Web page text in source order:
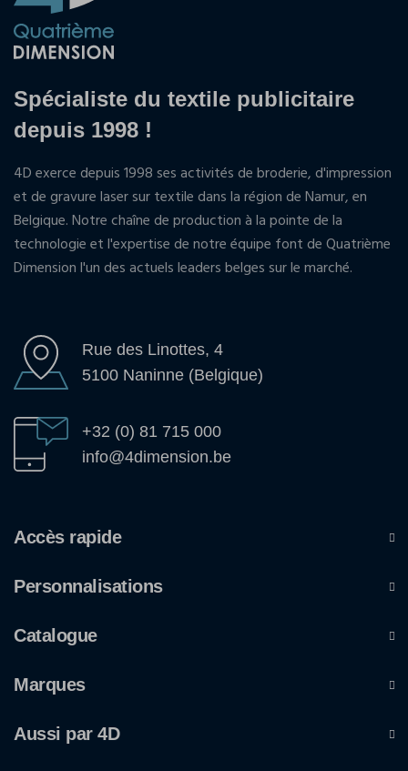
Spécialiste du textile publicitaire
depuis 1998 !
4D exerce depuis 1998 ses activités de broderie, d'impression
et de gravure laser sur textile dans la région de Namur, en
Belgique. Notre chaîne de production à la pointe de la
technologie et l'expertise de notre équipe font de Quatrième
Dimension l'un des actuels leaders belges sur le marché.
Rue des Linottes, 4
5100 Naninne (Belgique)
+32 (0) 81 715 000
info@4dimension.be
Accès rapide
Personnalisations
Catalogue
Marques
Aussi par 4D